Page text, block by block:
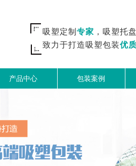
吸塑定制 专家 ，吸塑托盘
致力于打造吸塑包装优
产品中心 包装案例